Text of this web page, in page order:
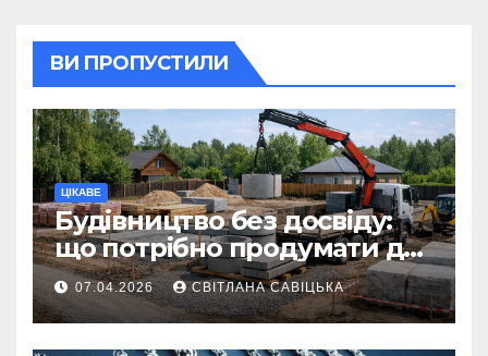
ВИ ПРОПУСТИЛИ
ЦІКАВЕ
Будівництво без досвіду:
що потрібно продумати до
першої доставки на
ділянку
07.04.2026 СВІТЛАНА САВІЦЬКА